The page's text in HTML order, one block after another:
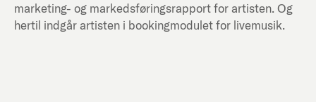
marketing- og markedsføringsrapport for artisten. Og
hertil indgår artisten i bookingmodulet for livemusik.